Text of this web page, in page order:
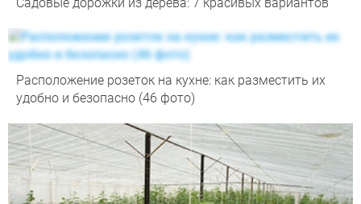
Расположение розеток на кухне: как разместить их
удобно и безопасно (46 фото)